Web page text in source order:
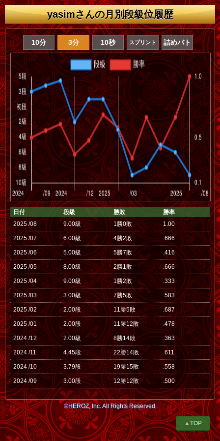
yasimさんの月別段級位履歴
10分 3分 10秒 スプリント 詰めバト
日付 段級 勝敗
勝率
2025 /08
9.00級 1勝0敗 1.00
2025 /07 6.00級 4勝2敗 .666
2025 /06 5.00級 5勝7敗 .416
2025 /05 8.00級 2勝1敗 .666
2025 /04 9.00級 1勝2敗 .333
2025 /03 3.00級 7勝5敗 .583
2025 /02 2.00段 11勝5敗 .687
2025 /01 2.00段 11勝12敗 .478
2024 /12 2.00級 8勝14敗 .363
2024 /11 4.45段 22勝14敗 .611
2024 /10 3.79段 19勝15敗 .558
2024 /09 3.00段 12勝12敗 .500
©HEROZ, Inc. All Rights Reserved.
▲TOP